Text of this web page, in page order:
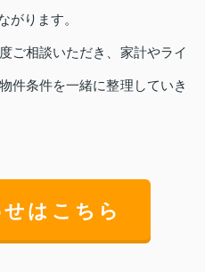
がります。
ご相談いただき、家計やライ
件条件を一緒に整理していき
はこちら